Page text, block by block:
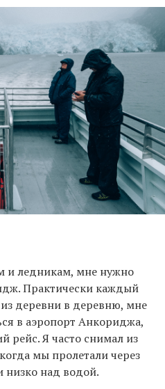
и ледникам, мне нужно
Практически каждый
из деревни в деревню, мне
в аэропорт Анкориджа,
рейс. Я часто снимал из
мы пролетали через
низко над водой.